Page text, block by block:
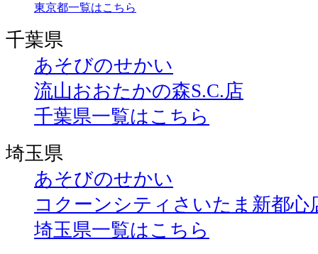
東京都一覧はこちら
千葉県
あそびのせかい
流山おおたかの森S.C.店
千葉県一覧はこちら
埼玉県
あそびのせかい
コクーンシティさいたま新都心
埼玉県一覧はこちら